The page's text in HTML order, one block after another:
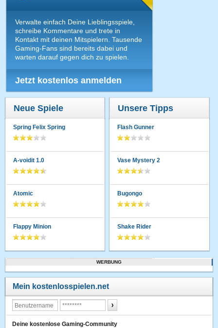
Verwalte einfach Deine Lieblingsspiele,
schreibe Kommentare und trete in
Kontakt mit deinen Mitspielern. Tausende
Gaming-Fans sind bereits dabei und
warten darauf gegen dich zu spielen.
Jetzt kostenlos anmelden
Neue Spiele
Spring Felix Spring
A-voidit 1.0
Atomic
Flappy Minion
Unsere Tipps
Flash Gunner
Vase Mystery 2
Bugongo
Shake Rider
WERBUNG
Mein kostenlosspielen.net
Deine kostenlose Gaming-Community